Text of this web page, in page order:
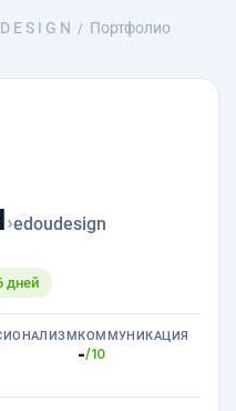
E S I G N
Портфолио
›edoudesign
дней
КОММУНИКАЦИЯ
-/10